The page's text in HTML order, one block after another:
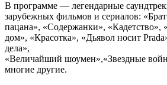
В программе — легендарные
зарубежных фильмов и сериалов:
пацана», «Содержанки»,
дом», «Красотка», «Дьявол носит
дела»,
«Величайший шоумен»,«Звездные
многие другие.